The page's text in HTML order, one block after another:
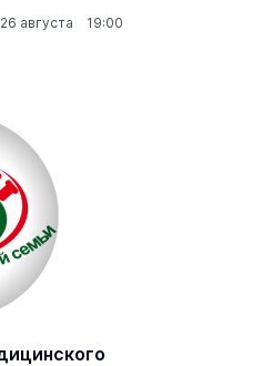
26 августа 19:00